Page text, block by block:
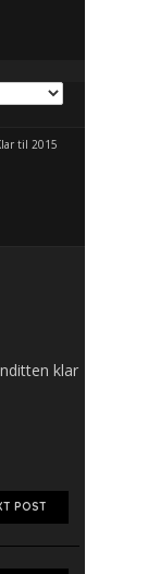
til 2015
klar
POST